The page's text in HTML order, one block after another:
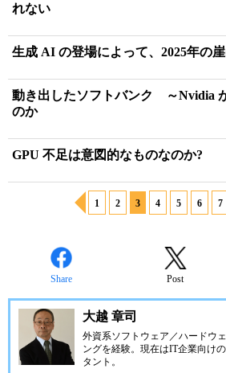
れない
生成 AI の登場によって、2025年の
動き出したソフトバンク ～Nvidia
のか
GPU 不足は意図的なものなのか?
1 2 3 4 5 6 7
Share Post
大越 章司
外資系ソフトウェア／ハードウ
ングを経験。現在はIT企業向け
タント。